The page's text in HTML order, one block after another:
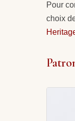
Pour
choix